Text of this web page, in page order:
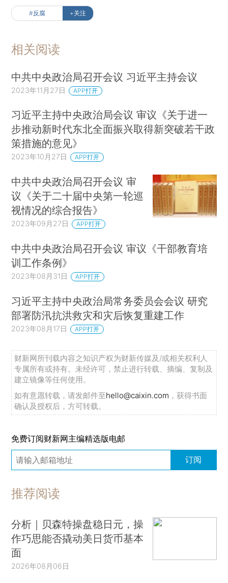
#反腐 +关注
相关阅读
中共中央政治局召开会议 习近平主持会议
2023年11月27日 APP打开
习近平主持中央政治局会议 审议《关于进一
步推动新时代东北全面振兴取得新突破若干政
策措施的意见》
2023年10月27日 APP打开
中共中央政治局召开会议 审
议《关于二十届中央第一轮巡
视情况的综合报告》
2023年09月27日 APP打开
中共中央政治局召开会议 审议《干部教育培
训工作条例》
2023年08月31日 APP打开
习近平主持中央政治局常务委员会会议 研究
部署防汛抗洪救灾和灾后恢复重建工作
2023年08月17日 APP打开
财新网所刊载内容之知识产权为财新传媒及/或相关权利人
专属所有或持有。未经许可，禁止进行转载、摘编、复制及
建立镜像等任何使用。
如有意愿转载，请发邮件至hello@caixin.com ，获得书面
确认及授权后，方可转载。
免费订阅财新网主编精选版电邮
订阅
推荐阅读
分析｜贝森特操盘稳日元，操
作巧思能否撬动美日货币基本
面
2026年08月06日